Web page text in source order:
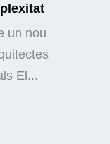
un nou
El...